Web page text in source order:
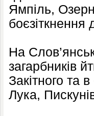
Ямпіль,
боєзіткнення
На
загарбників
Закітного та
Лука,